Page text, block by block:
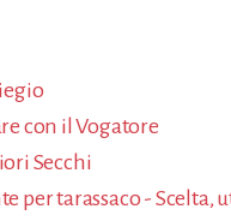
vi
di
con il Vogatore
Secchi
per tarassaco - Scelta,